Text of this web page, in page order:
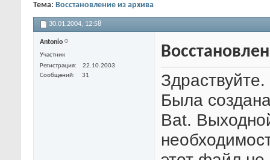
Тема: Восстановление из архива
30.01.2004, 12:58
Antonio
Участник
Регистрация
22.10.2003
Сообщений
31
Была
Bat.